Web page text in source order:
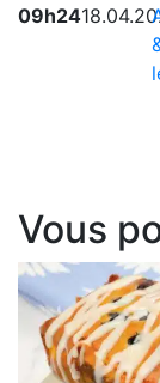
09h24
Vous